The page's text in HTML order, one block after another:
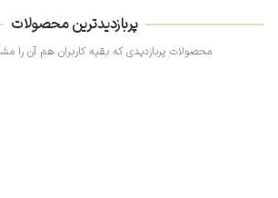
پربازدیدترین محصولات
محصولات پربازدیدی که بقیه کاربران هم آن را